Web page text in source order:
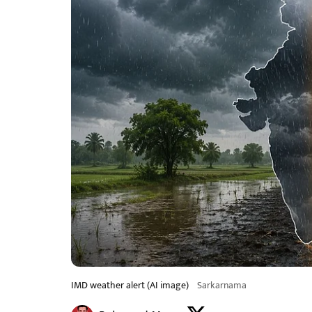
IMD weather alert (AI image) Sarkarnama